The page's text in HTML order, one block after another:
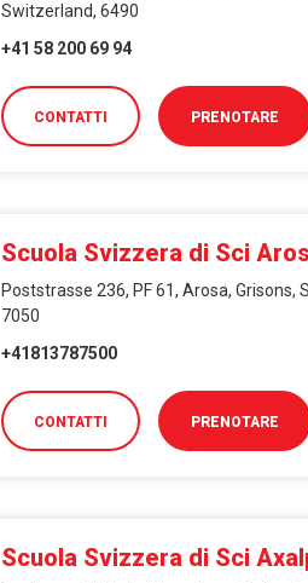
Switzerland, 6490
+41 58 200 69 94
CONTATTI PRENOTARE
Scuola Svizzera di Sci
Poststrasse 236, PF 61, Arosa, Grisons,
7050
+41813787500
CONTATTI PRENOTARE
Scuola Svizzera di Sci